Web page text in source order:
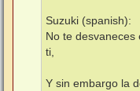
Suzuki (spanish):
No te
ti,
Y sin embargo la